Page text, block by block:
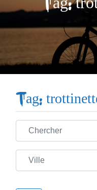
Tag:
Chercher
Ville